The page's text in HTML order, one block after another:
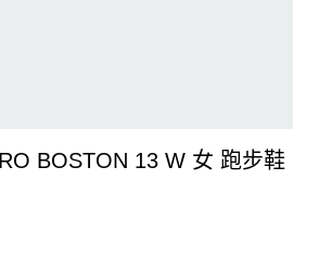
BOSTON 13 W 女 跑步鞋